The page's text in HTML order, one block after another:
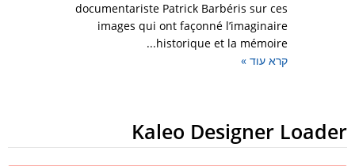
documentariste Patrick Barbéris sur ces
images qui ont façonné l’imaginaire
historique et la mémoire...
קרא עוד »
Kaleo Designer Loader